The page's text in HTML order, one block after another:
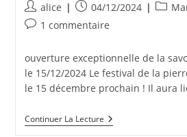
Auteur/autrice
de
alice
Publication
publiée :
04/12/2024
Post
Commentaires
publication :
1 commentaire
ouverture exceptionnelle de la
le 15/12/2024 Le festival de la
le 15 décembre prochain ! Il aura
Continuer La LectureFestival
De